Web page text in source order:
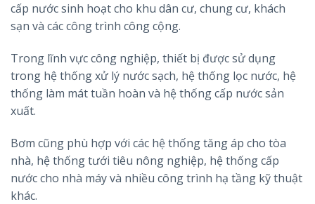
cấp nước sinh hoạt cho khu dân cư, chung cư, khách
sạn và các công trình công cộng.
Trong lĩnh vực công nghiệp, thiết bị được sử dụng
trong hệ thống xử lý nước sạch, hệ thống lọc nước, hệ
thống làm mát tuần hoàn và hệ thống cấp nước sản
xuất.
Bơm cũng phù hợp với các hệ thống tăng áp cho tòa
nhà, hệ thống tưới tiêu nông nghiệp, hệ thống cấp
nước cho nhà máy và nhiều công trình hạ tầng kỹ thuật
khác.